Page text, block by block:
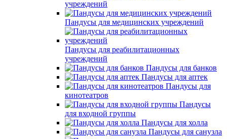
учреждений
Пандусы для медицинских учреждений
Пандусы для реабилитационных
учреждений
Пандусы для банков
Пандусы для аптек
Пандусы для
кинотеатров
Пандусы
для входной группы
Пандусы для холла
Пандусы для санузла